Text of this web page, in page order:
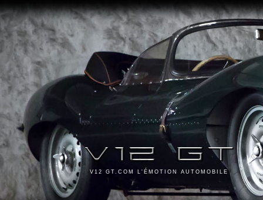
V12 GT.COM L'ÉMOTION AUTOMOBILE